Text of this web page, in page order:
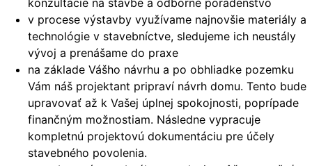
konzultácie na stavbe a odborné poradenstvo
v procese výstavby využívame najnovšie materiály a
technológie v stavebníctve, sledujeme ich neustály
vývoj a prenášame do praxe
na základe Vášho návrhu a po obhliadke pozemku
Vám náš projektant pripraví návrh domu. Tento bude
upravovať až k Vašej úplnej spokojnosti, poprípade
finančným možnostiam. Následne vypracuje
kompletnú projektovú dokumentáciu pre účely
stavebného povolenia.